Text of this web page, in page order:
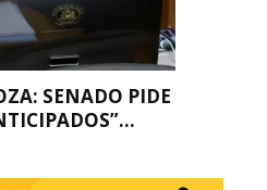
SENADO PIDE